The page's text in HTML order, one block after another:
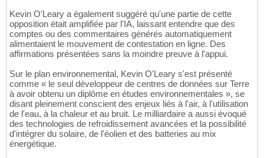
Kevin O'Leary a également suggéré qu'une partie de cette
opposition était amplifiée par l'IA, laissant entendre que des
comptes ou des commentaires générés automatiquement
alimentaient le mouvement de contestation en ligne. Des
affirmations présentées sans la moindre preuve à l'appui.
Sur le plan environnemental, Kevin O'Leary s'est présenté
comme « le seul développeur de centres de données sur Terre
à avoir obtenu un diplôme en études environnementales », se
disant pleinement conscient des enjeux liés à l'air, à l'utilisation
de l'eau, à la chaleur et au bruit. Le milliardaire a aussi évoqué
des technologies de refroidissement avancées et la possibilité
d'intégrer du solaire, de l'éolien et des batteries au mix
énergétique.